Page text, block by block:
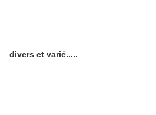
divers et varié.....